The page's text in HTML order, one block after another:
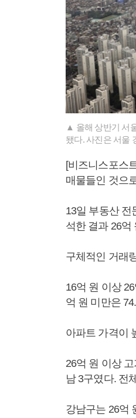
▲ 올해 상반기 서
됐다. 사진은 서울
[비즈니스포스
매물들인 것으
13일 부동산 전
석한 결과 26억
구체적인 거래
16억 원 이상
억 원 미만은
아파트 가격이
26억 원 이상
남 3구였다. 전
강남구는 26억